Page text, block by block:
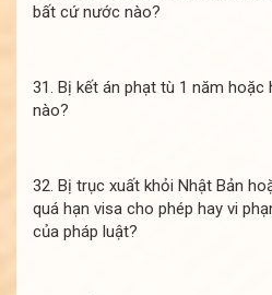
bất cứ nước nào?
31. Bị kết án phạt tù 1 năm
nào?
32. Bị trục xuất khỏi Nhật Bản
quá hạn visa cho phép hay vi
của pháp luật?